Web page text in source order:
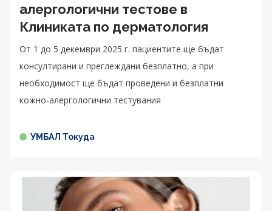
алергологични тестове в
Клиниката по дерматология
От 1 до 5 декември 2025 г. пациентите ще бъдат
консултирани и преглеждани безплатно, а при
необходимост ще бъдат проведени и безплатни
кожно-алергологични тестувания
УМБАЛ Токуда